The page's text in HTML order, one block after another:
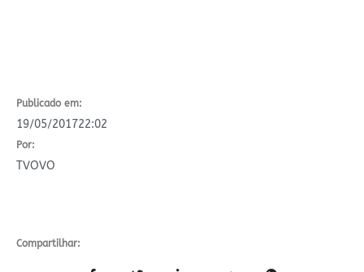
Publicado em:
19/05/201722:02
Por:
TVOVO
Compartilhar: